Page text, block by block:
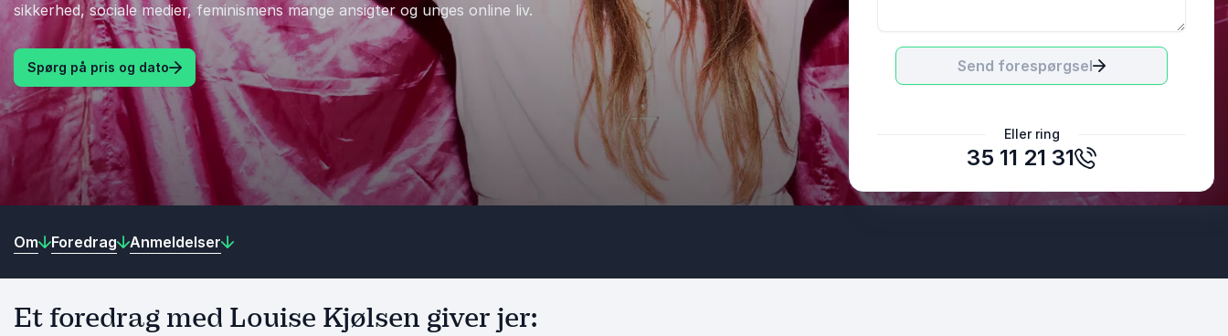
sikkerhed, sociale medier, feminismens mange ansigter og unges online liv.
Spørg på pris og dato Send forespørgsel
Eller ring
35 11 21 31
Om Foredrag Anmeldelser
Et foredrag med Louise Kjølsen giver jer: